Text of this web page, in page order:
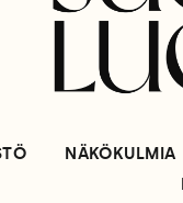
NÄKÖKULMIA